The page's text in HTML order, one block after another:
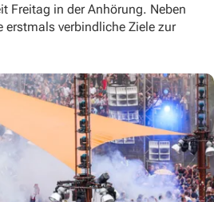
Freitag in der Anhörung. Neben
erstmals verbindliche Ziele zur